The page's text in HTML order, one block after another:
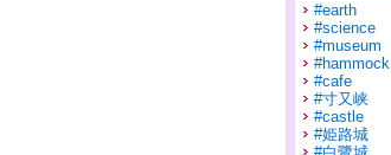
#earth
#science
#museum
#hammock
#cafe
#寸又峡
#castle
#姫路城